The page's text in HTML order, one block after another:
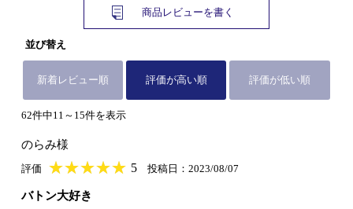
商品レビューを書く
並び替え
新着レビュー順 評価が高い順 評価が低い順
62件中11～15件を表示
のらみ様
評価 ★★★★★
★★★★★ 5 投稿日：2023/08/07
バトン大好き